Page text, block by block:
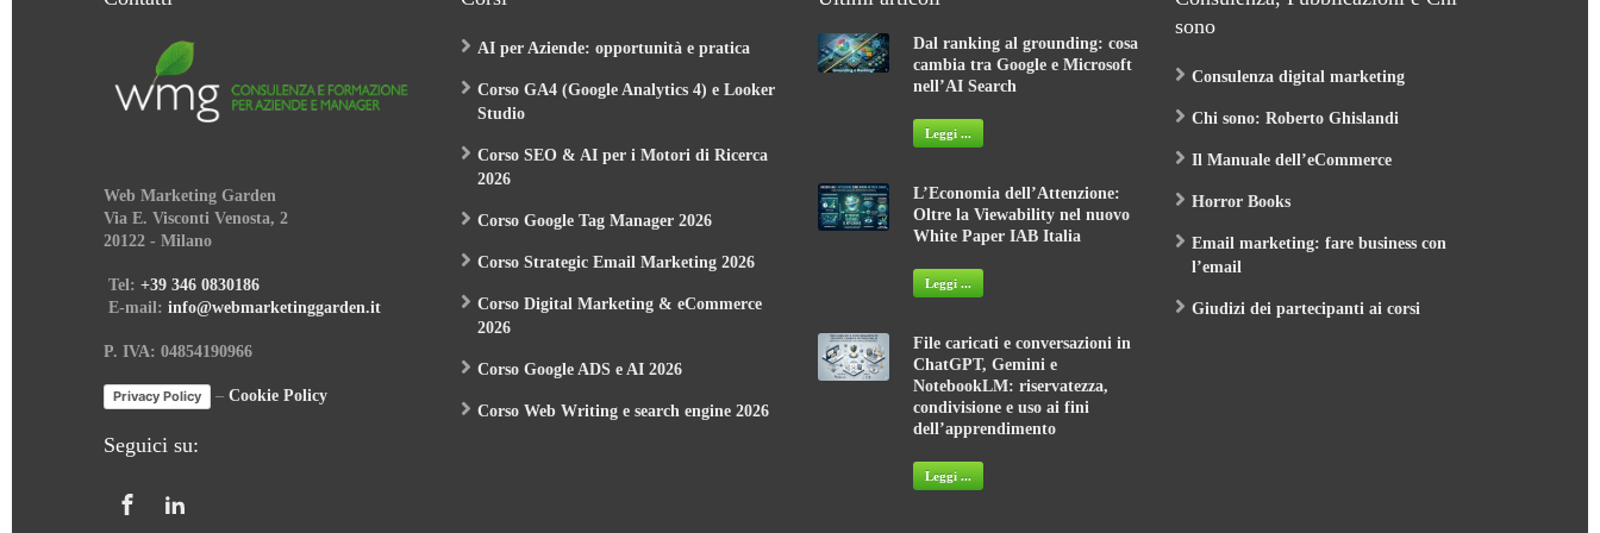
Web Marketing Garden
Via E. Visconti Venosta, 2
20122 - Milano
Tel:
+39 346 0830186
E-mail:
info@webmarketinggarden.it
P. IVA: 04854190966
Privacy Policy Cookie Policy
Seguici su:
AI per Aziende: opportunità e pratica
Corso GA4 (Google Analytics 4) e Looker
Studio
Corso SEO & AI per i Motori di Ricerca
2026
Corso Google Tag Manager 2026
Corso Strategic Email Marketing 2026
Corso Digital Marketing & eCommerce
2026
Corso Google ADS e AI 2026
Corso Web Writing e search engine 2026
Dal ranking al grounding: cosa
cambia tra Google e Microsoft
nell’AI Search
Leggi ...
L’Economia dell’Attenzione:
Oltre la Viewability nel nuovo
White Paper IAB Italia
Leggi ...
File caricati e conversazioni in
ChatGPT, Gemini e
NotebookLM: riservatezza,
condivisione e uso ai fini
dell’apprendimento
Leggi ...
Consulenza digital marketing
Chi sono: Roberto Ghislandi
Il Manuale dell’eCommerce
Horror Books
Email marketing: fare business con
l’email
Giudizi dei partecipanti ai corsi